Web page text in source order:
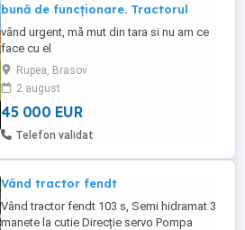
bună de funcționare. Tractorul
vând urgent, mă mut din tara si nu am ce
face cu el
Rupea, Brasov
2 august
45 000 EUR
Telefon validat
Vând tractor fendt
Vând tractor fendt 103 s, Semi hidramat 3
manete la cutie Direcție servo Pompa